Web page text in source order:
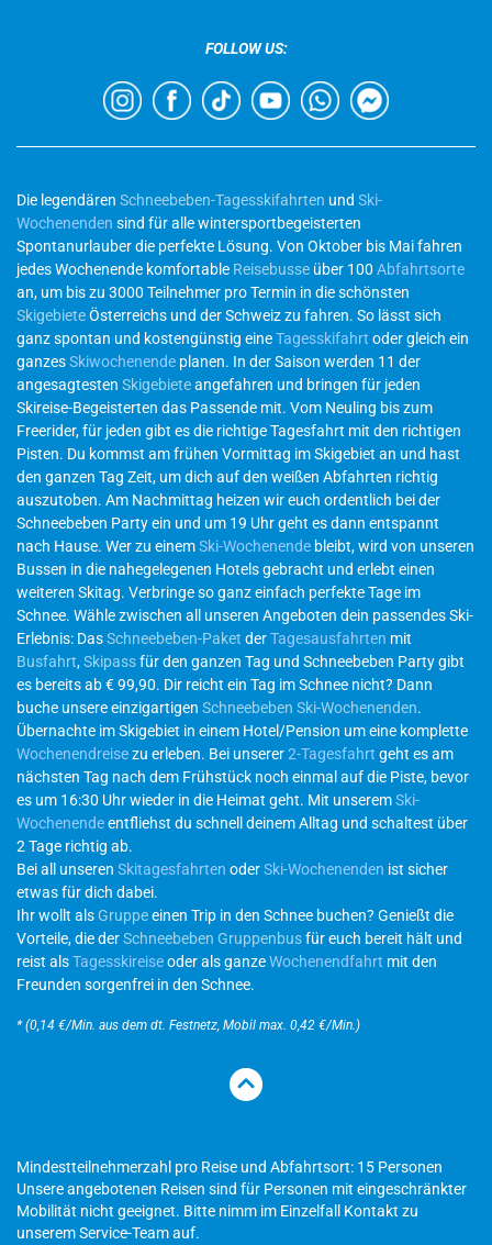
FOLLOW US:
Die legendären Schneebeben-Tagesskifahrten und Ski-
Wochenenden sind für alle wintersportbegeisterten
Spontanurlauber die perfekte Lösung. Von Oktober bis Mai fahren
jedes Wochenende komfortable Reisebusse über 100 Abfahrtsorte
an, um bis zu 3000 Teilnehmer pro Termin in die schönsten
SkigebieteÖsterreichs und der Schweiz zu fahren. So lässt sich
ganz spontan und kostengünstig eineTagesskifahrt oder gleich ein
ganzesSkiwochenende planen. In der Saison werden 11 der
angesagtesten Skigebieteangefahren und bringen für jeden
Skireise-Begeisterten das Passende mit. Vom Neuling bis zum
Freerider, für jeden gibt es die richtige Tagesfahrt mit den richtigen
Pisten. Du kommst am frühen Vormittag im Skigebiet an und hast
den ganzen Tag Zeit, um dich auf den weißen Abfahrten richtig
auszutoben. Am Nachmittag heizen wir euch ordentlich bei der
Schneebeben Party ein und um 19 Uhr geht es dann entspannt
nach Hause. Wer zu einemSki-Wochenende bleibt, wird von unseren
Bussen in die nahegelegenen Hotels gebracht und erlebt einen
weiteren Skitag. Verbringe so ganz einfach perfekte Tage im
Schnee. Wähle zwischen all unseren Angeboten dein passendes Ski-
Erlebnis: DasSchneebeben-Paket derTagesausfahrten mit
Busfahrt,Skipassfür den ganzen Tag und Schneebeben Party gibt
es bereits ab € 99,90. Dir reicht ein Tag im Schnee nicht? Dann
buche unsere einzigartigen Schneebeben Ski-Wochenenden.
Übernachte im Skigebiet in einem Hotel/Pension um eine komplette
Wochenendreisezu erleben. Bei unserer2-Tagesfahrt geht es am
nächsten Tag nach dem Frühstück noch einmal auf die Piste, bevor
es um 16:30 Uhr wieder in die Heimat geht. Mit unseremSki-
Wochenendeentfliehst du schnell deinem Alltag und schaltest über
2 Tage richtig ab.
Bei all unseren Skitagesfahrten oderSki-Wochenenden ist sicher
etwas für dich dabei.
Ihr wollt alsGruppeeinen Trip in den Schnee buchen? Genießt die
Vorteile, die derSchneebeben Gruppenbusfür euch bereit hält und
reist alsTagesskireiseoder als ganzeWochenendfahrt mit den
Freunden sorgenfrei in den Schnee.
* (0,14 €/Min. aus dem dt. Festnetz, Mobil max. 0,42 €/Min.)
Mindestteilnehmerzahl pro Reise und Abfahrtsort: 15 Personen
Unsere angebotenen Reisen sind für Personen mit eingeschränkter
Mobilität nicht geeignet. Bitte nimm im Einzelfall Kontakt zu
unserem Service-Team auf.